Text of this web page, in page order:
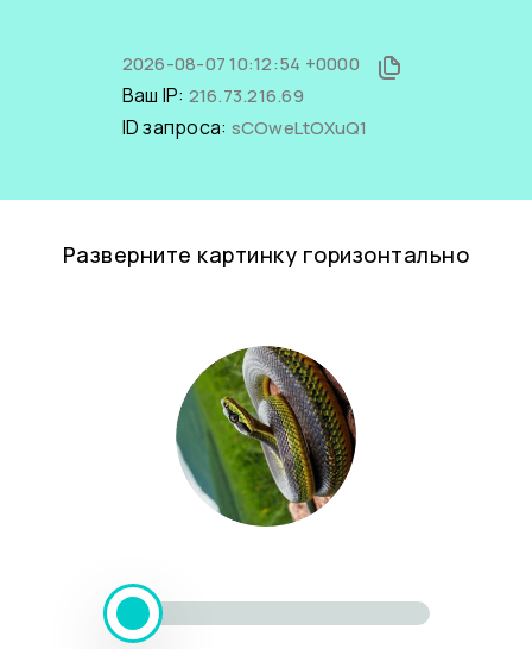
2026-08-07 10:12:54 +0000
Ваш IP: 216.73.216.69
ID запроса: sCOweLtOXuQ1
Разверните картинку горизонтально